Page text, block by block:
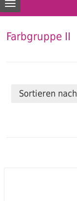
Toggle navigation
Farbgruppe II
Sortieren nach